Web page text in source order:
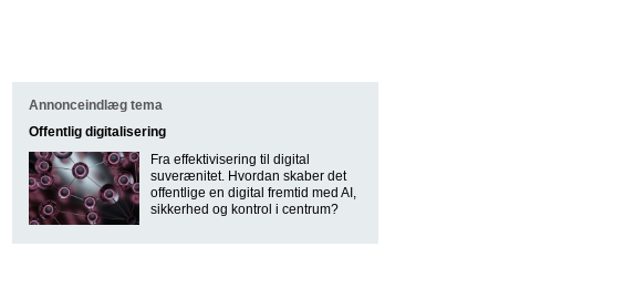
Annonceindlæg tema
Offentlig digitalisering
Fra effektivisering til digital
suverænitet. Hvordan skaber det
offentlige en digital fremtid med AI,
sikkerhed og kontrol i centrum?